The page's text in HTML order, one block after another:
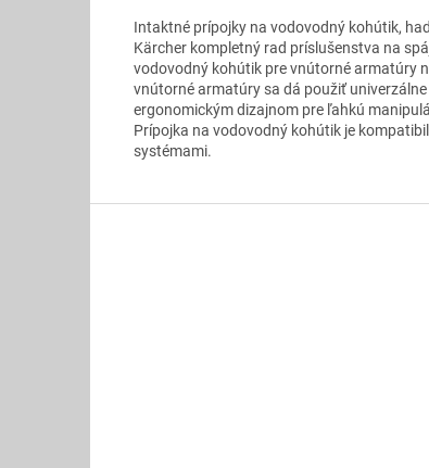
Intaktné prípojky na vodovodný kohútik,
Kärcher kompletný rad príslušenstva na
vodovodný kohútik pre vnútorné armatúry
vnútorné armatúry sa dá použiť
ergonomickým dizajnom pre ľahkú
Prípojka na vodovodný kohútik je
systémami.